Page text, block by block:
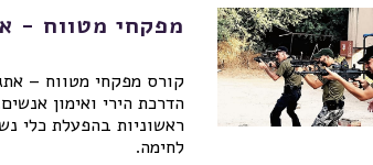
מפקחי מטווח -
קורס מפקחי מטווח –
הדרכת הירי ואימון
ראשוניות בהפעלת כלי
לחימה.